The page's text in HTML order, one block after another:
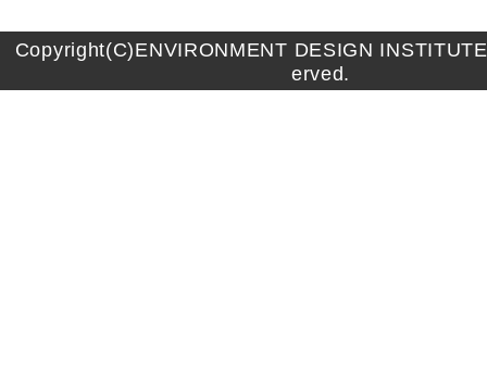
Copyright(C)ENVIRONMENT DESIGN
erved.